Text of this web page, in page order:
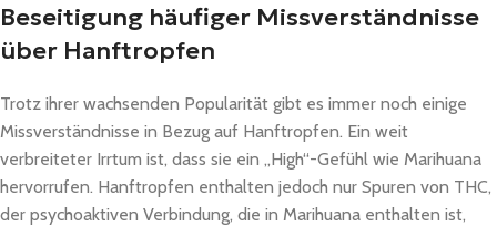
Beseitigung häufiger Missverständnisse
über Hanftropfen
Trotz ihrer wachsenden Popularität gibt es immer noch einige
Missverständnisse in Bezug auf Hanftropfen. Ein weit
verbreiteter Irrtum ist, dass sie ein „High“-Gefühl wie Marihuana
hervorrufen. Hanftropfen enthalten jedoch nur Spuren von THC,
der psychoaktiven Verbindung, die in Marihuana enthalten ist,